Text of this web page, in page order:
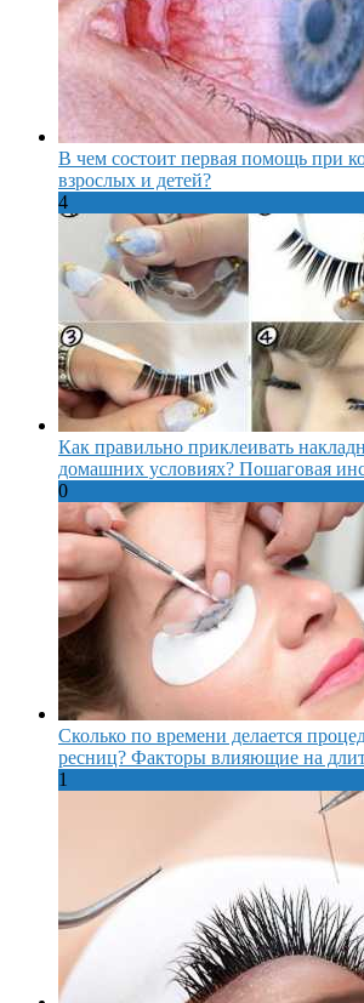
В чем состоит первая помощь при
взрослых и детей?
4
Как правильно приклеивать
домашних условиях? Пошаговая
0
Сколько по времени делается
ресниц? Факторы влияющие на
1